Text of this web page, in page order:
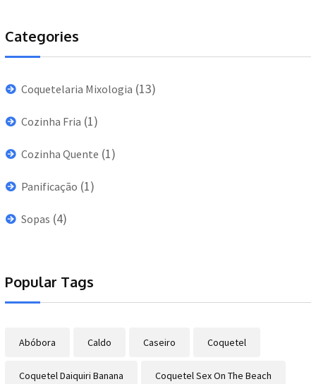
Categories
Coquetelaria Mixologia (13)
Cozinha Fria (1)
Cozinha Quente (1)
Panificação (1)
Sopas (4)
Popular Tags
Abóbora Caldo Caseiro Coquetel
Coquetel Daiquiri Banana Coquetel Sex On The Beach